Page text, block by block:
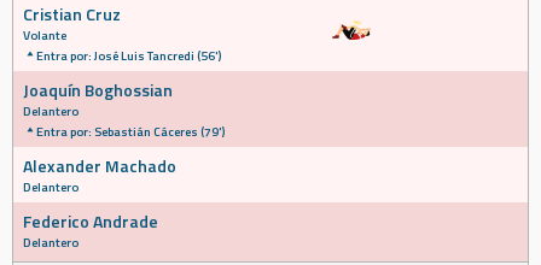
Cristian Cruz
Volante
Entra por: José Luis Tancredi (56')
Joaquín Boghossian
Delantero
Entra por: Sebastián Cáceres (79')
Alexander Machado
Delantero
Federico Andrade
Delantero